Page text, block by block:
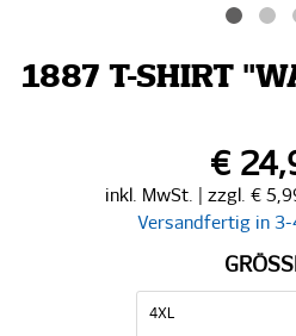
1887 T-SHIRT
€
inkl. MwSt. | zzgl. €
Versandfertig in